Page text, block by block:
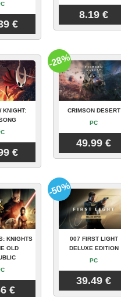
€
8.19 €
KNIGHT:
€
CRIMSON DESERT
PC
49.99 €
-28%
KNIGHTS
OLD
€
007 FIRST LIGHT
DELUXE EDITION
PC
39.49 €
-50%